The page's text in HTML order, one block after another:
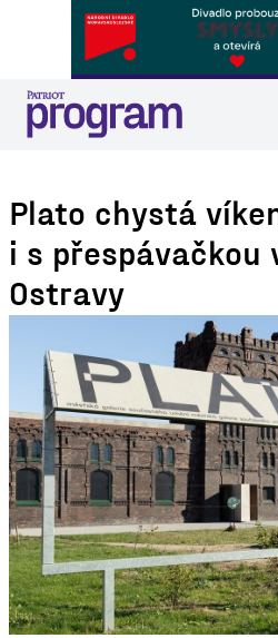
Plato chystá
i s přespávačkou
Ostravy